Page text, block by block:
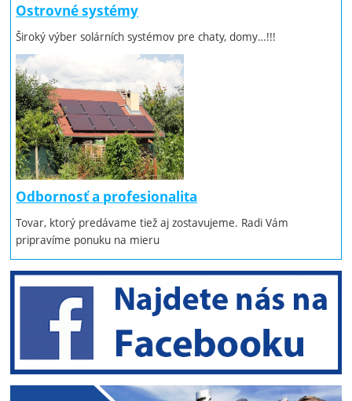
Ostrovné systémy
Široký výber solárních systémov pre chaty, domy…!!!
Odbornosť a profesionalita
Tovar, ktorý predávame tiež aj zostavujeme. Radi Vám
pripravíme ponuku na mieru